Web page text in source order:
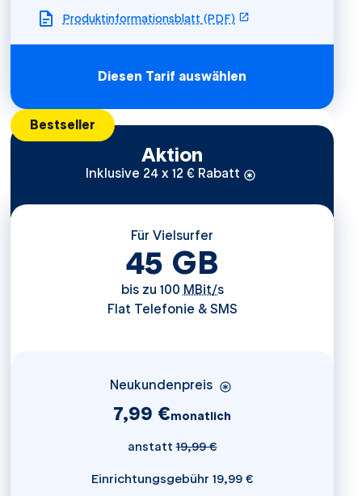
Produktinformationsblatt (PDF)
Diesen Tarif auswählen
Besonders gekennzeichneter Tarif:
Bestseller
Aktion
Inklusive 24 x 12 € Rabatt
Für Vielsurfer
45 GB
bis zu 100 MBit/s
Flat Telefonie & SMS
Neukundenpreis
7,99 €monatlich
anstatt19,99 €
Einrichtungsgebühr 19,99 €